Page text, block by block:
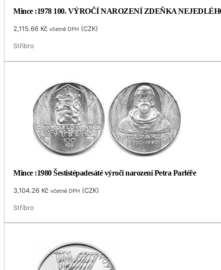
Mince :1978 100. VÝROČÍ NAROZENÍ ZDEŇKA
2,115.66 Kč včetně DPH (CZK)
Stříbro
Mince :1980 Šestistépadesáté výročí narození Petra Parléře
3,104.26 Kč včetně DPH (CZK)
Stříbro